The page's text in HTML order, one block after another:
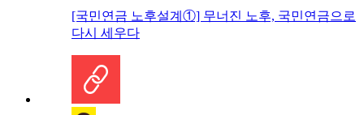
[국민연금 노후설계①] 무너진 노후, 국민연금으로
다시 세우다